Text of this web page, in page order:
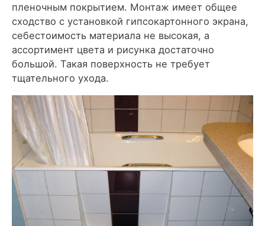
пленочным покрытием. Монтаж имеет общее
сходство с установкой гипсокартонного экрана,
себестоимость материала не высокая, а
ассортимент цвета и рисунка достаточно
большой. Такая поверхность не требует
тщательного ухода.